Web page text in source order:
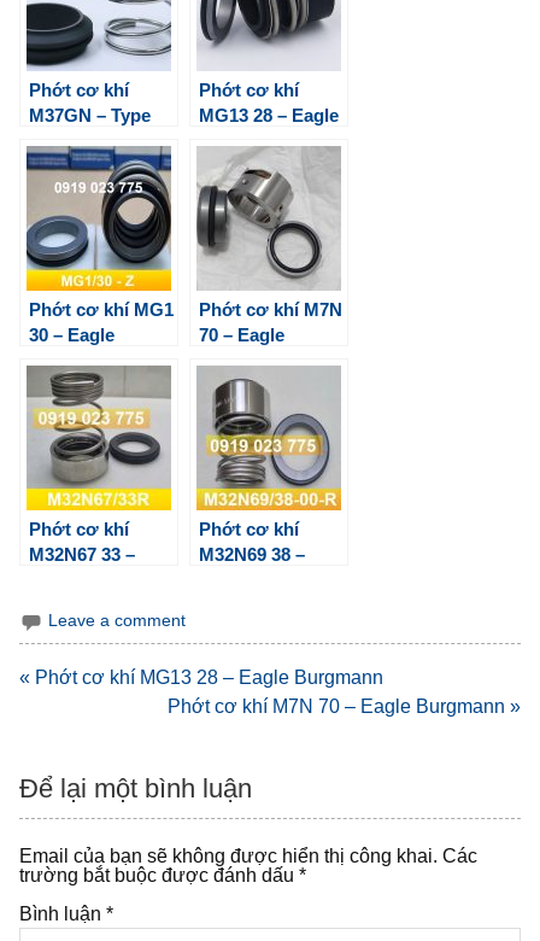
Phớt cơ khí
M37GN – Type
Burgmann
Phớt cơ khí
MG13 28 – Eagle
Phớt cơ khí MG1
30 – Eagle
Phớt cơ khí M7N
70 – Eagle
Phớt cơ khí
M32N67 33 –
Phớt cơ khí
M32N69 38 –
Leave a comment
Điều
« Phớt cơ khí MG13 28 – Eagle Burgmann
Phớt cơ khí M7N 70 – Eagle Burgmann »
Để lại một bình luận
Email của bạn sẽ không được hiển thị công khai. Các
trường bắt buộc được đánh dấu *
Bình luận *